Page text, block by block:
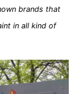
brands that
in all kind of